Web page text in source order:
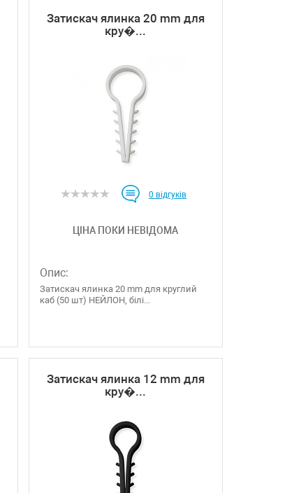
Затискач ялинка 20 mm для
кру�...
0 відгуків
ЦІНА ПОКИ НЕВІДОМА
Опис:
Затискач ялинка 20 mm для круглий
каб (50 шт) НЕЙЛОН, білі...
Затискач ялинка 12 mm для
кру�...